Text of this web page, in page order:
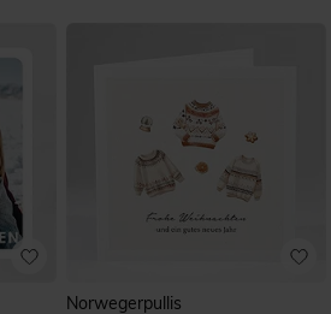
Norwegerpullis